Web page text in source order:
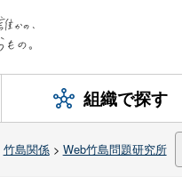
組織で探す
竹島関係> Web竹島問題研究所